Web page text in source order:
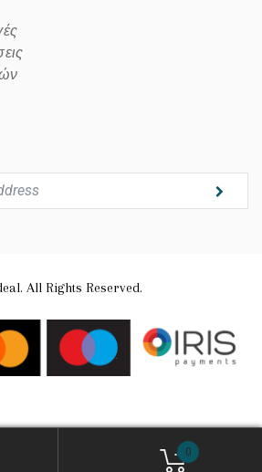
All Rights Reserved.
0